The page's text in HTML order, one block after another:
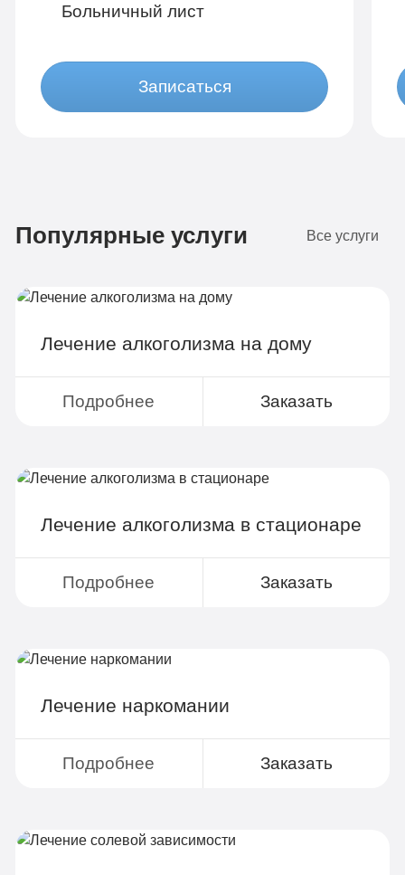
Больничный лист
Записаться
4-х местная комната
Групповая терапия
Поддержка родственников
Популярные услуги Все услуги
Лечение алкоголизма на дому
Подробнее Заказать
Лечение алкоголизма в стационаре
Подробнее Заказать
Лечение наркомании
Подробнее Заказать